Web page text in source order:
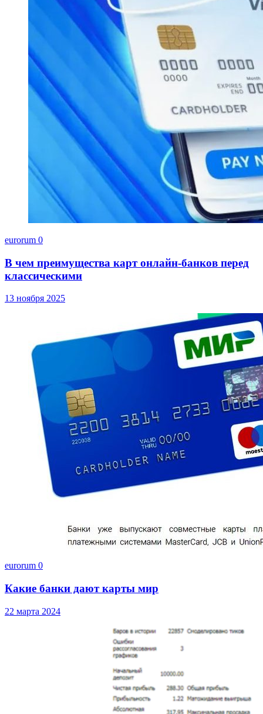
eurorum 0
В чем преимущества карт онлайн-банков перед
классическими
13 ноября 2025
eurorum 0
Какие банки дают карты мир
22 марта 2024